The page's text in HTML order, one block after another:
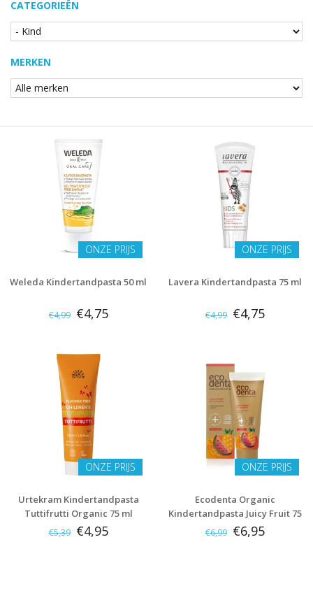
CATEGORIEËN
MERKEN
ONZE PRIJS
Weleda Kindertandpasta 50 ml
€4,99 €4,75
ONZE PRIJS
Lavera Kindertandpasta 75 ml
€4,99 €4,75
ONZE PRIJS
Urtekram Kindertandpasta
Tuttifrutti Organic 75 ml
€5,39 €4,95
ONZE PRIJS
Ecodenta Organic
Kindertandpasta Juicy Fruit 75
ml
€6,99 €6,95